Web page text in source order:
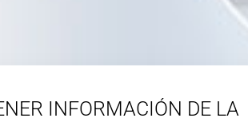
INFORMACIÓN DE LA